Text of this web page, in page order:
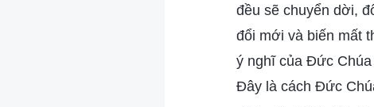
đều sẽ chuyển dời,
đổi mới và biến mất
ý nghĩ của Đức Chúa
Đây là cách Đức